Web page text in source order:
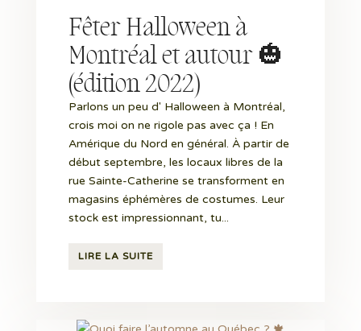
Fêter Halloween à
Montréal et autour 🎃
(édition 2022)
Parlons un peu d' Halloween à Montréal,
crois moi on ne rigole pas avec ça ! En
Amérique du Nord en général. À partir de
début septembre, les locaux libres de la
rue Sainte-Catherine se transforment en
magasins éphémères de costumes. Leur
stock est impressionnant, tu...
LIRE LA SUITE